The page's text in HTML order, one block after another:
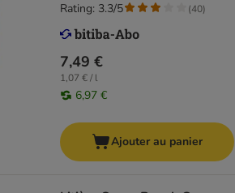
7,49 €
1,07 € / l
6,97 €
Rating: 3.3/5 (40)
Ajouter au panier